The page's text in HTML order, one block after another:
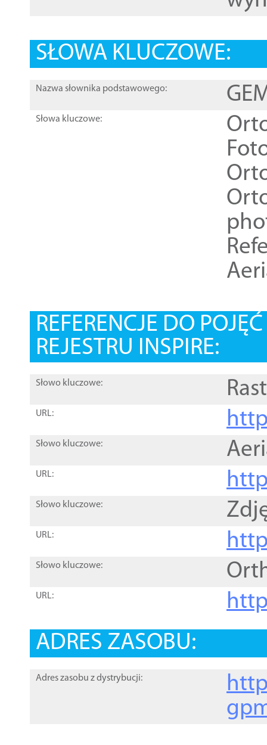
SŁOWA KLUCZOWE:
Nazwa słownika podstawowego:
Słowa kluczowe:
REFERENCJE DO
REJESTRU INSPIRE:
Słowo kluczowe:
URL:
Słowo kluczowe:
URL:
Słowo kluczowe:
URL:
Słowo kluczowe:
URL:
ADRES ZASOBU:
Adres zasobu z dystrybucji: